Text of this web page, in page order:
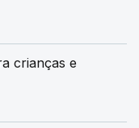
crianças e